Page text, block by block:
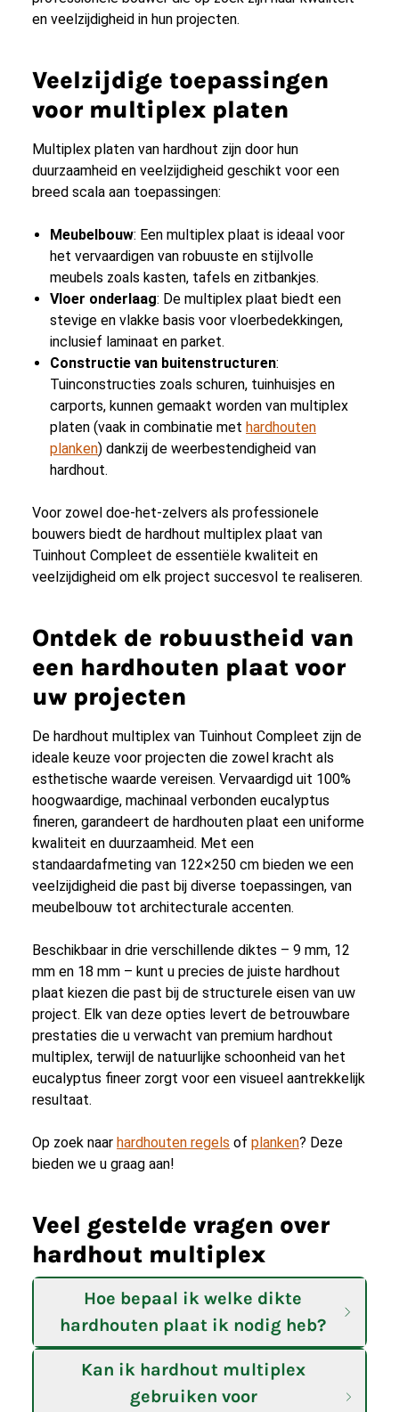
en veelzijdigheid in hun projecten.
Veelzijdige toepassingen
voor multiplex platen
Multiplex platen van hardhout zijn door hun
duurzaamheid en veelzijdigheid geschikt voor een
breed scala aan toepassingen:
Meubelbouw: Een multiplex plaat is ideaal voor
het vervaardigen van robuuste en stijlvolle
meubels zoals kasten, tafels en zitbankjes.
Vloer onderlaag: De multiplex plaat biedt een
stevige en vlakke basis voor vloerbedekkingen,
inclusief laminaat en parket.
Constructie van buitenstructuren:
Tuinconstructies zoals schuren, tuinhuisjes en
carports, kunnen gemaakt worden van multiplex
platen (vaak in combinatie met hardhouten
planken) dankzij de weerbestendigheid van
hardhout.
Voor zowel doe-het-zelvers als professionele
bouwers biedt de hardhout multiplex plaat van
Tuinhout Compleet de essentiële kwaliteit en
veelzijdigheid om elk project succesvol te realiseren.
Ontdek de robuustheid van
een hardhouten plaat voor
uw projecten
De hardhout multiplex van Tuinhout Compleet zijn de
ideale keuze voor projecten die zowel kracht als
esthetische waarde vereisen. Vervaardigd uit 100%
hoogwaardige, machinaal verbonden eucalyptus
fineren, garandeert de hardhouten plaat een uniforme
kwaliteit en duurzaamheid. Met een
standaardafmeting van 122×250 cm bieden we een
veelzijdigheid die past bij diverse toepassingen, van
meubelbouw tot architecturale accenten.
Beschikbaar in drie verschillende diktes – 9 mm, 12
mm en 18 mm – kunt u precies de juiste hardhout
plaat kiezen die past bij de structurele eisen van uw
project. Elk van deze opties levert de betrouwbare
prestaties die u verwacht van premium hardhout
multiplex, terwijl de natuurlijke schoonheid van het
eucalyptus fineer zorgt voor een visueel aantrekkelijk
resultaat.
Op zoek naar hardhouten regels of planken? Deze
bieden we u graag aan!
Veel gestelde vragen over
hardhout multiplex
Hoe bepaal ik welke dikte
hardhouten plaat ik nodig heb?
Kan ik hardhout multiplex
gebruiken voor